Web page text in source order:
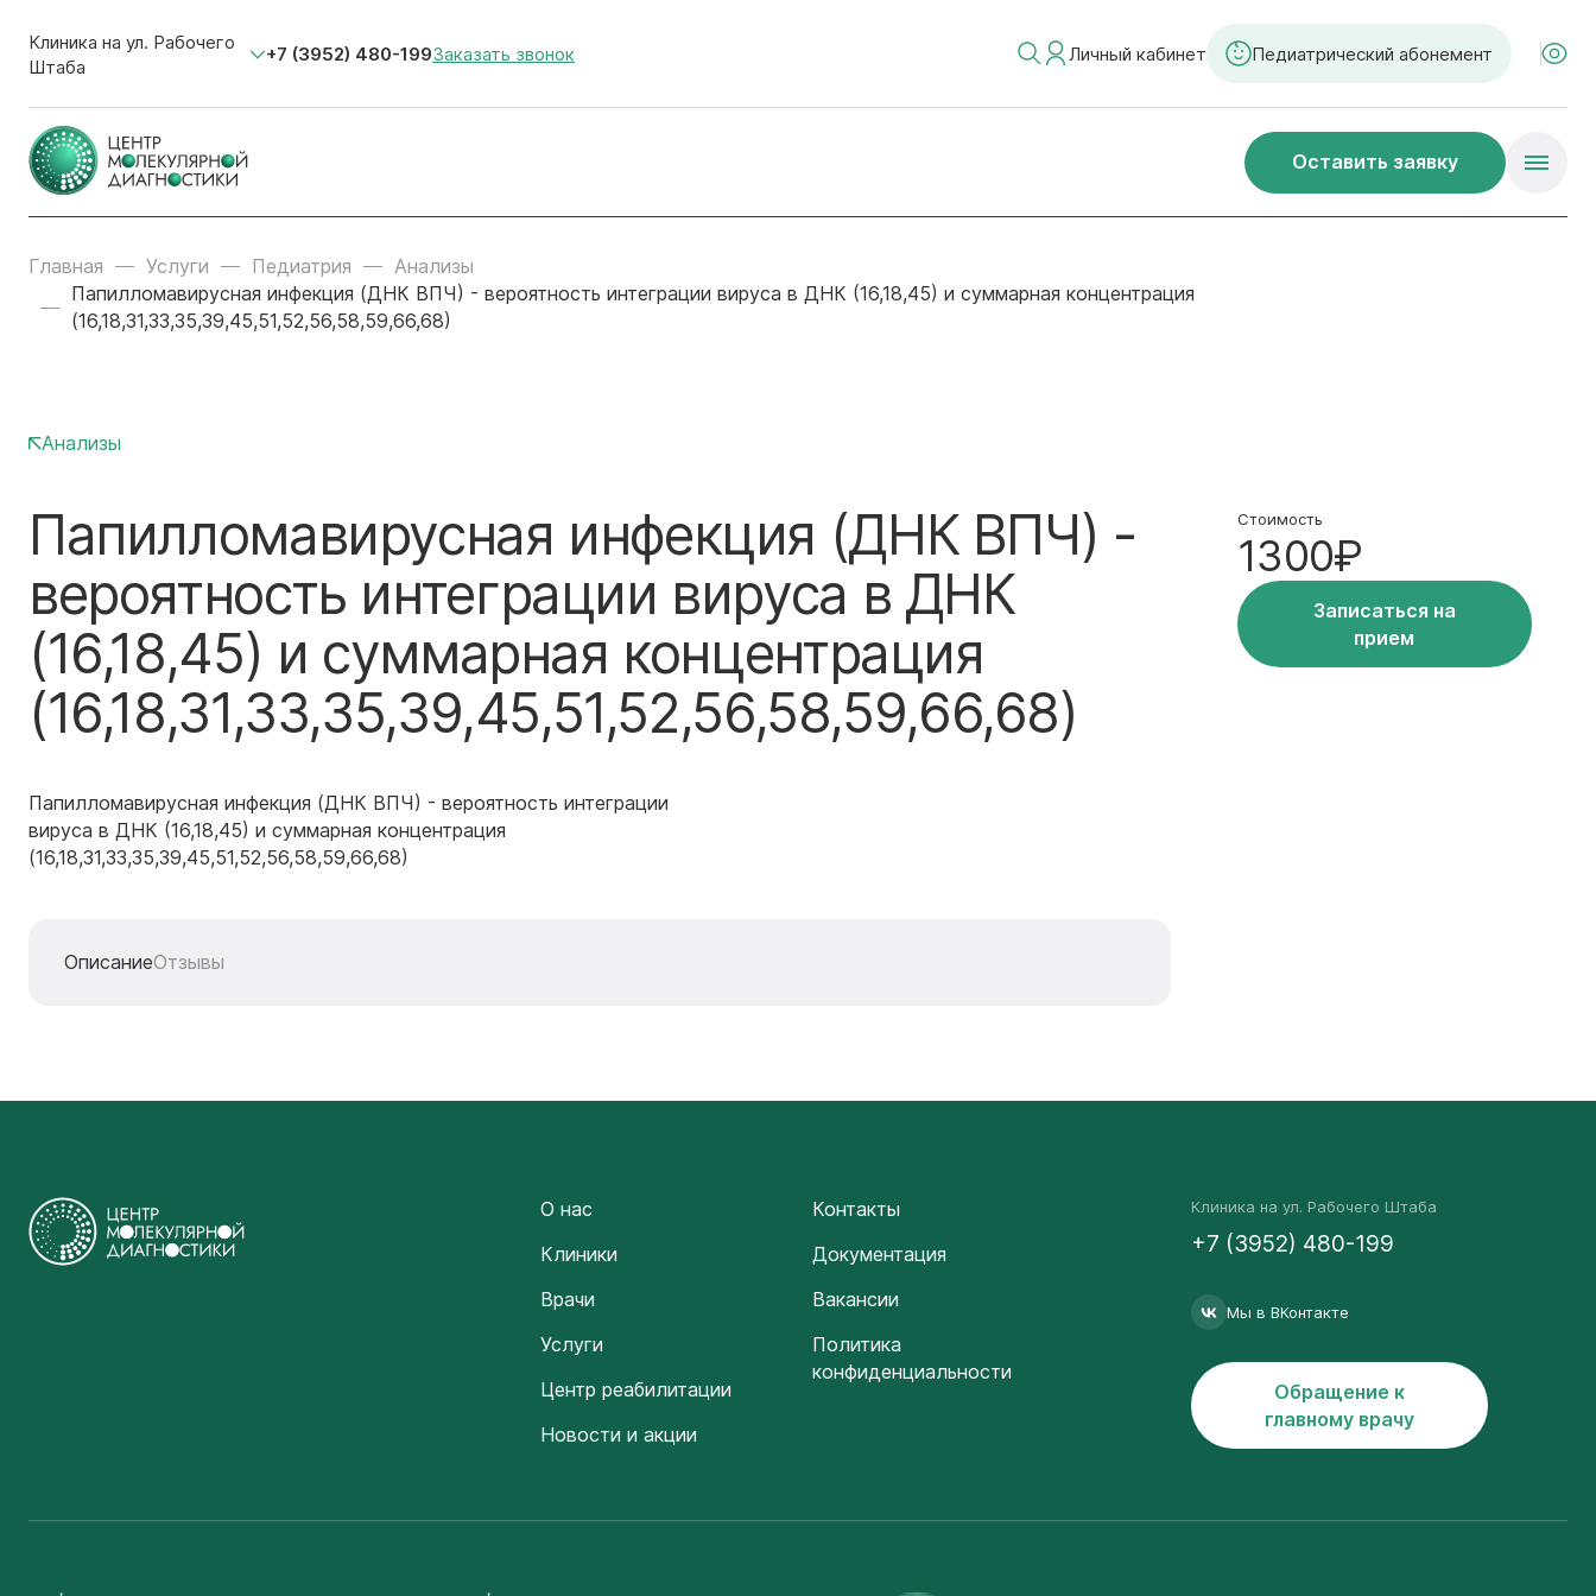
Клиника на ул. Рабочего
Штаба
+7 (3952) 480-199Заказать звонок Личный кабинет Педиатрический абонемент
Оставить заявку
Главная Услуги Педиатрия
Анализы
Папилломавирусная инфекция (ДНК ВПЧ) - вероятность интеграции вируса в ДНК (16,18,45) и суммарная концентрация
(16,18,31,33,35,39,45,51,52,56,58,59,66,68)
Анализы
Папилломавирусная инфекция (ДНК ВПЧ) -
вероятность интеграции вируса в ДНК
(16,18,45) и суммарная концентрация
(16,18,31,33,35,39,45,51,52,56,58,59,66,68)
Папилломавирусная инфекция (ДНК ВПЧ) - вероятность интеграции
вируса в ДНК (16,18,45) и суммарная концентрация
(16,18,31,33,35,39,45,51,52,56,58,59,66,68)
ОписаниеОтзывы
Стоимость
1300₽
Записаться на
прием
О нас
Клиники
Врачи
Услуги
Центр реабилитации
Новости и акции
Контакты
Документация
Вакансии
Политика
конфиденциальности
Клиника на ул. Рабочего Штаба
+7 (3952) 480-199
Мы в ВКонтакте
Обращение к
главному врачу